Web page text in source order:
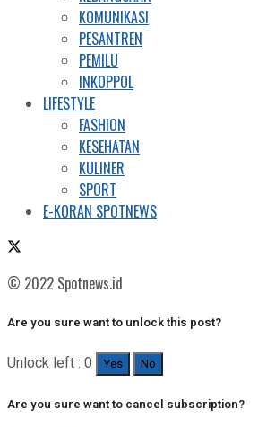
KOMUNIKASI
PESANTREN
PEMILU
INKOPPOL
LIFESTYLE
FASHION
KESEHATAN
KULINER
SPORT
E-KORAN SPOTNEWS
© 2022 Spotnews.id
Are you sure want to unlock this post?
Unlock left : 0 Yes No
Are you sure want to cancel subscription?